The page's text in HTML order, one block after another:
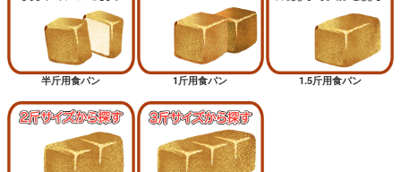
半斤用食パン 1斤用食パン 1.5斤用食パン